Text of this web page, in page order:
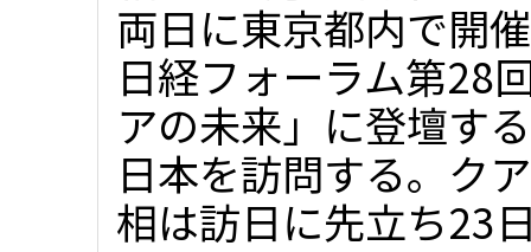
両日に東京都内で開
日経フォーラム第28
アの未来」に登壇す
日本を訪問する。ク
相は訪日に先立ち23